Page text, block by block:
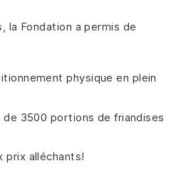
la Fondation a permis de
physique en plein
3500 portions de friandises
prix alléchants!